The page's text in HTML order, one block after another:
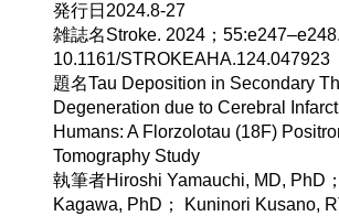
発行日 2024.8-27
雑誌名Stroke. 2024；
10.1161/STROKEAHA.124.047923
題名Tau Deposition in Secondary
Degeneration due to Cerebral
Humans: A Florzolotau (18F)
Tomography Study
執筆者Hiroshi Yamauchi, MD, PhD
Kagawa, PhD； Kuninori Kusano,